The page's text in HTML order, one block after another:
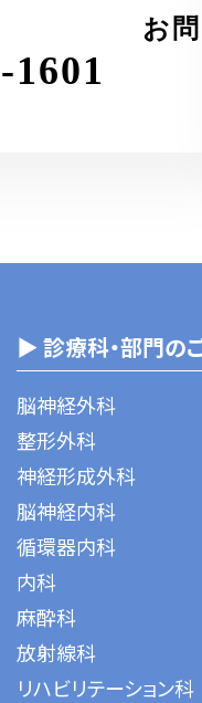
1601
お
▶ 診療科・部門の
脳神経外科
整形外科
神経形成外科
脳神経内科
循環器内科
内科
麻酔科
放射線科
リハビリテーション科